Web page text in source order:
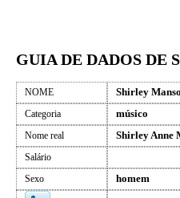
GUIA DE DADOS DE
NOME Shirley
Categoria músico
Nome real Shirley Anne
Salário
Sexo
homem